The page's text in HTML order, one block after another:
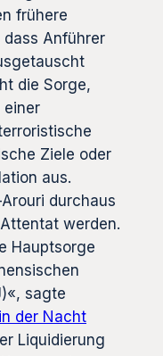
frühere
Anführer
die Sorge,
einer
Ziele oder
aus.
durchaus
werden.
Hauptsorge
sagte
in der Nacht
Liquidierung